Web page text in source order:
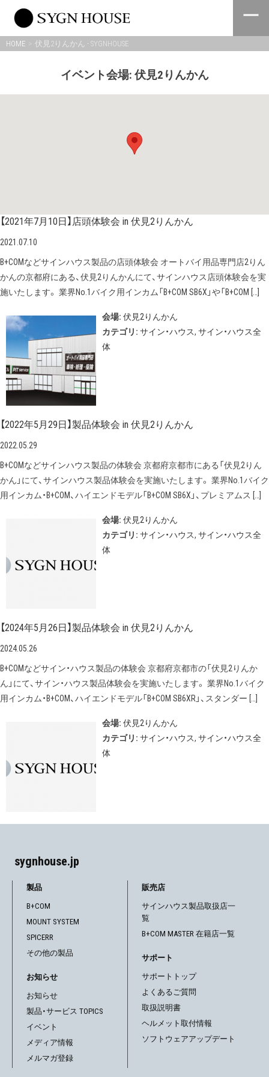
content
HOME 伏見2りんかん - SYGNHOUSE
イベント会場: 伏見2りんかん
【2021年7月10日】店頭体験会 in 伏見2りんかん
2021.07.10
B+COMなどサインハウス製品の店頭体験会 オートバイ用品専門店2りん
かんの京都府にある、伏見2りんかんにて、サインハウス店頭体験会を実
施いたします。 業界No.1バイク用インカム「B+COM SB6X」や「B+COM […]
会場: 伏見2りんかん
カテゴリ: サイン・ハウス, サイン・ハウス全
体
【2022年5月29日】製品体験会 in 伏見2りんかん
2022.05.29
B+COMなどサインハウス製品の体験会 京都府京都市にある「伏見2りん
かん」にて、サインハウス製品体験会を実施いたします。 業界No.1バイク
用インカム・B+COM、ハイエンドモデル「B+COM SB6X」、プレミアムス […]
会場: 伏見2りんかん
カテゴリ: サイン・ハウス, サイン・ハウス全
体
【2024年5月26日】製品体験会 in 伏見2りんかん
2024.05.26
B+COMなどサイン・ハウス製品の体験会 京都府京都市の「伏見2りんか
ん」にて、サイン・ハウス製品体験会を実施いたします。 業界No.1バイク
用インカム・B+COM、ハイエンドモデル「B+COM SB6XR」、スタンダー […]
会場: 伏見2りんかん
カテゴリ: サイン・ハウス, サイン・ハウス全
体
sygnhouse.jp
製品
B+COM
MOUNT SYSTEM
SPICERR
その他の製品
お知らせ
お知らせ
製品・サービス TOPICS
イベント
メディア情報
メルマガ登録
販売店
サインハウス製品取扱店一
覧
B+COM MASTER 在籍店一覧
サポート
サポートトップ
よくあるご質問
取扱説明書
ヘルメット取付情報
ソフトウェアアップデート